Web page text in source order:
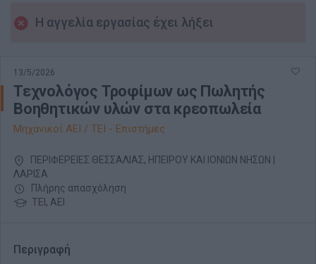
Η αγγελία εργασίας έχει λήξει
13/5/2026
Τεχνολόγος Τροφίμων ως Πωλητής
Βοηθητικών υλών στα κρεοπωλεία
Μηχανικοί ΑΕΙ / ΤΕΙ - Επιστήμες
ΠΕΡΙΦΕΡΕΙΕΣ ΘΕΣΣΑΛΙΑΣ, ΗΠΕΙΡΟΥ ΚΑΙ ΙΟΝΙΩΝ ΝΗΣΩΝ |
ΛΑΡΙΣΑ
Πλήρης απασχόληση
ΤΕΙ, ΑΕΙ
Περιγραφή